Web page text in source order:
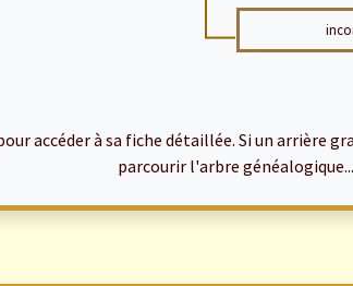
accéder à sa fiche détaillée. Si un arrière
parcourir l'arbre généalogique...